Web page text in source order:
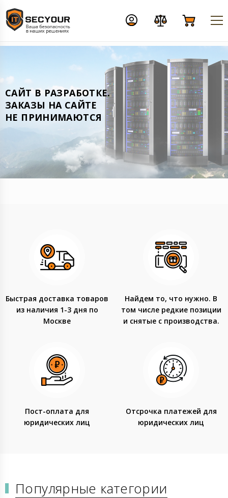
CАЙТ В РАЗРАБОТКЕ.
ЗАКАЗЫ НА САЙТЕ
НЕ ПРИНИМАЮТСЯ
Быстрая доставка товаров
из наличия 1-3 дня по
Москве
Найдем то, что нужно. В
том числе редкие позиции
и снятые с производства.
Пост-оплата для
юридических лиц
Отсрочка платежей для
юридических лиц
Популярные категории